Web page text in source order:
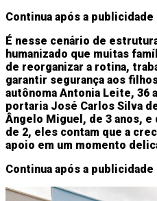
Continua após a publicidade
É nesse cenário de
humanizado que muitas
de reorganizar a rotina,
garantir segurança aos
autônoma Antonia Leite, 36
portaria José Carlos Silva
Ângelo Miguel, de 3 anos, e
de 2, eles contam que a
apoio em um momento
Continua após a publicidade